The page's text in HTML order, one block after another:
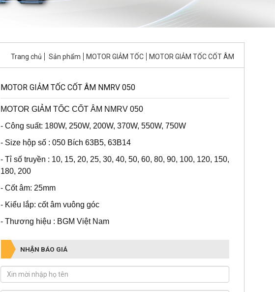
Trang chủ Sản phẩm MOTOR GIẢM TỐC MOTOR GIẢM TỐC CỐT ÂM
MOTOR GIẢM TỐC CỐT ÂM NMRV 050
MOTOR GIẢM TỐC CỐT ÂM NMRV 050
- Công suất: 180W, 250W, 200W, 370W, 550W, 750W
- Size hộp số : 050 Bích 63B5, 63B14
- Tỉ số truyền : 10, 15, 20, 25, 30, 40, 50, 60, 80, 90, 100, 120, 150,
180, 200
- Cốt âm: 25mm
- Kiểu lắp: cốt âm vuông góc
- Thương hiệu : BGM Việt Nam
NHẬN BÁO GIÁ